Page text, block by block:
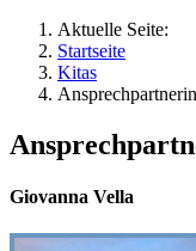
Aktuelle Seite:
Startseite
Kitas
Ansprechpartnerin
Giovanna Vella